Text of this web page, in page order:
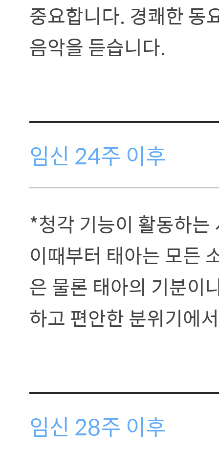
중요합니다. 경쾌한 동
음악을 듣습니다.
임신 24주 이후
*청각 기능이 활동하
이때부터 태아는 모든
은 물론 태아의 기분이
하고 편안한 분위기에
임신 28주 이후